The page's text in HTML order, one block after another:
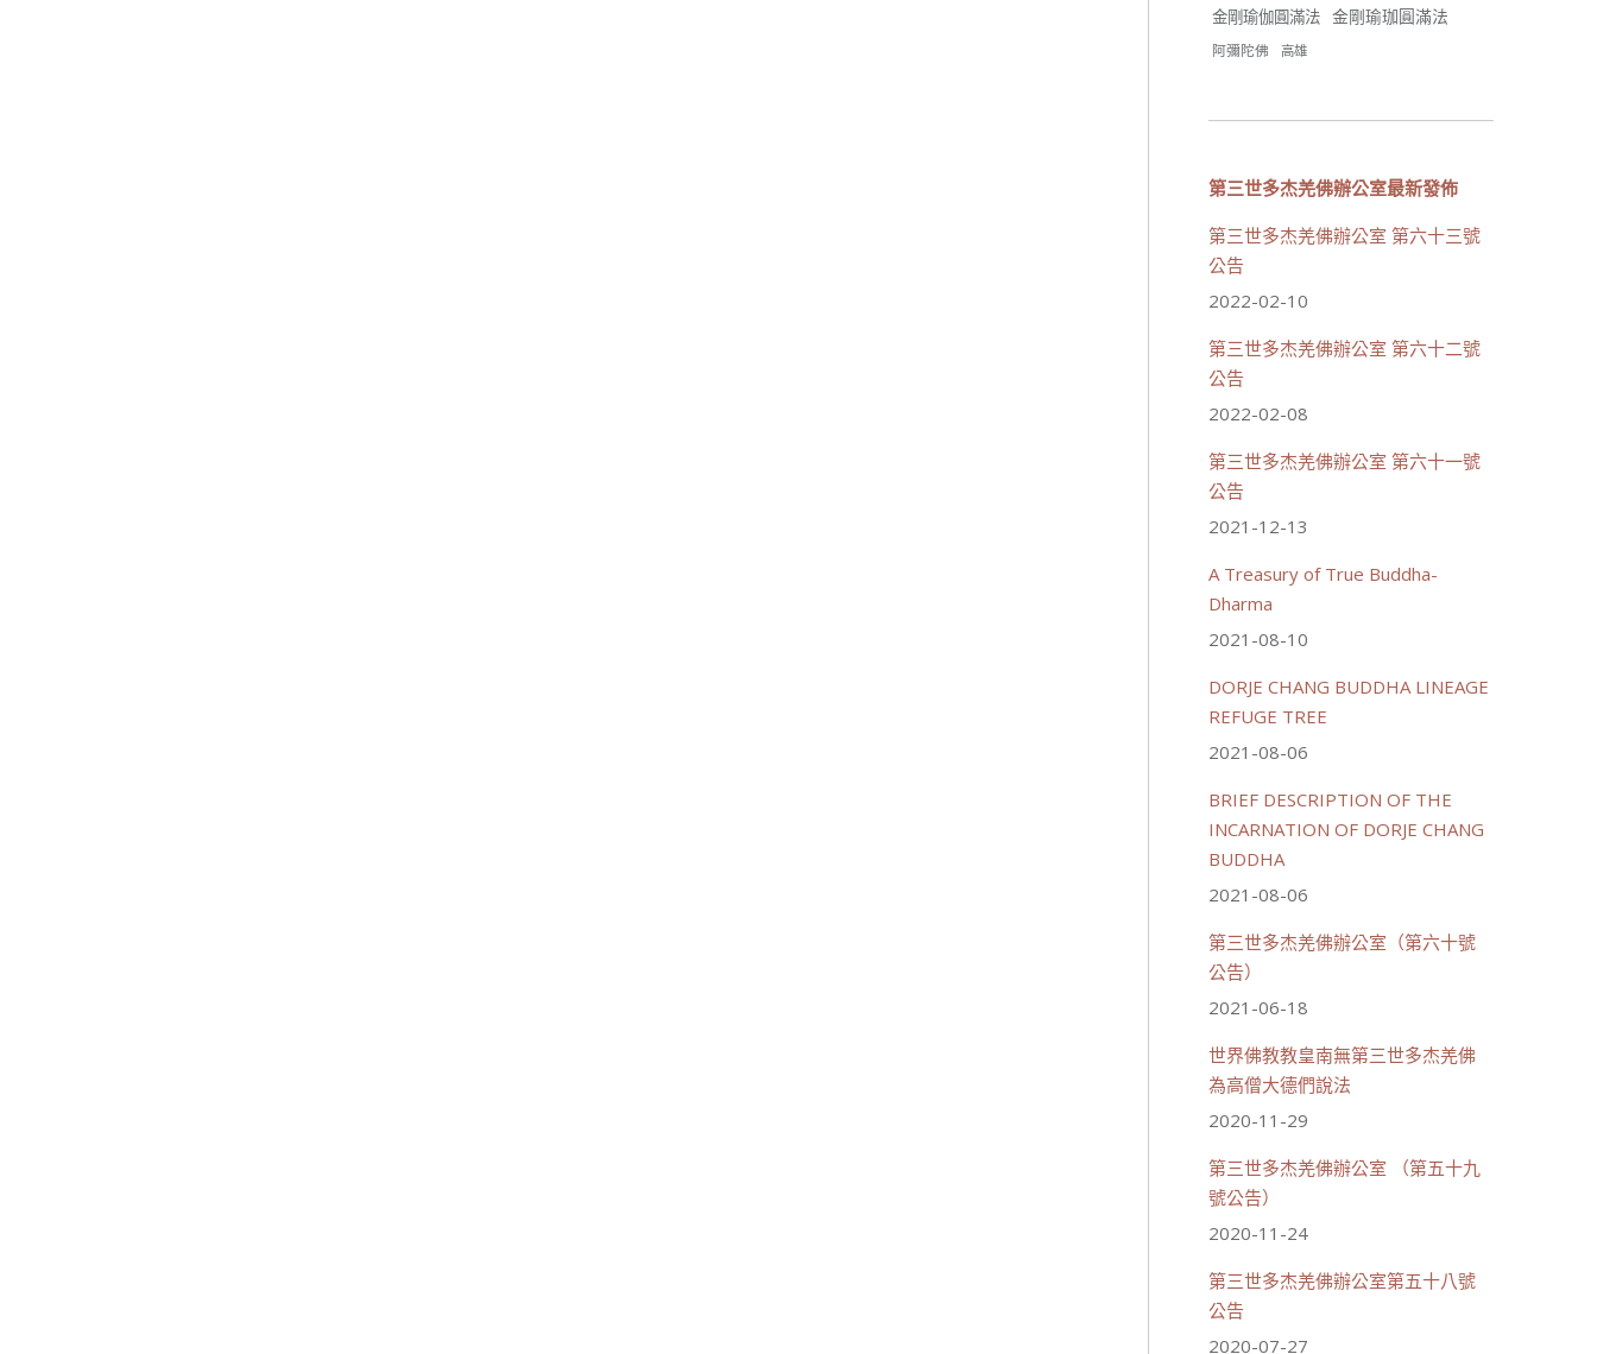
分享
載入更多
金剛瑜伽圓滿法 金剛瑜珈圓滿法
阿彌陀佛 高雄
第三世多杰羌佛辦公室最新發佈
第三世多杰羌佛辦公室 第六十三號
公告
2022-02-10
第三世多杰羌佛辦公室 第六十二號
公告
2022-02-08
第三世多杰羌佛辦公室 第六十一號
公告
2021-12-13
A Treasury of True Buddha-
Dharma
2021-08-10
DORJE CHANG BUDDHA LINEAGE
REFUGE TREE
2021-08-06
BRIEF DESCRIPTION OF THE
INCARNATION OF DORJE CHANG
BUDDHA
2021-08-06
第三世多杰羌佛辦公室（第六十號
公告）
2021-06-18
世界佛教教皇南無第三世多杰羌佛
為高僧大德們說法
2020-11-29
第三世多杰羌佛辦公室 （第五十九
號公告）
2020-11-24
第三世多杰羌佛辦公室第五十八號
公告
2020-07-27